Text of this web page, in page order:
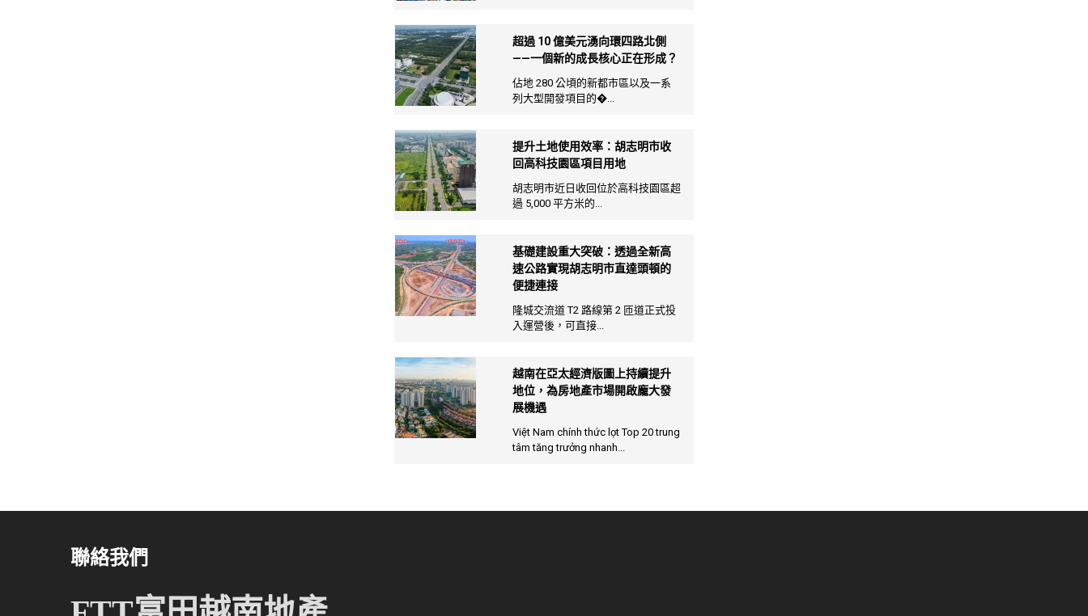
超過 10 億美元湧向環四路北側
——一個新的成長核心正在形成？
佔地 280 公頃的新都市區以及一系
列大型開發項目的�...
提升土地使用效率：胡志明市收
回高科技園區項目用地
胡志明市近日收回位於高科技園區超
過 5,000 平方米的...
基礎建設重大突破：透過全新高
速公路實現胡志明市直達頭頓的
便捷連接
隆城交流道 T2 路線第 2 匝道正式投
入運營後，可直接...
越南在亞太經濟版圖上持續提升
地位，為房地產市場開啟龐大發
展機遇
Việt Nam chính thức lọt Top 20 trung
tâm tăng trưởng nhanh...
聯絡我們